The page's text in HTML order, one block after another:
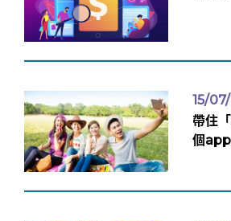
15/
帶住
個app